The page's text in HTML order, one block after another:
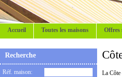
Accueil Toutes les maisons Offres
Recherche
Réf. maison:
La Côte